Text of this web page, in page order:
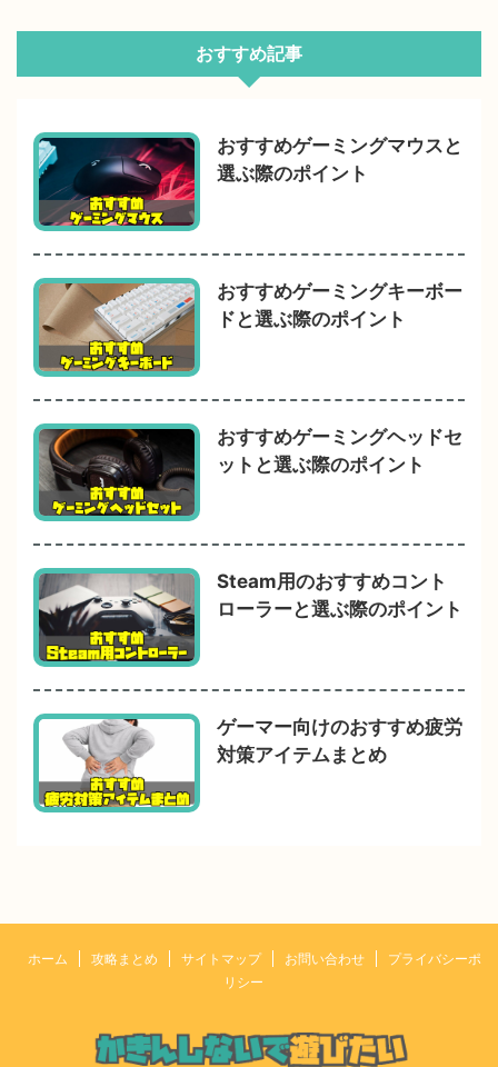
おすすめ記事
おすすめゲーミングマウスと
選ぶ際のポイント
おすすめゲーミングキーボー
ドと選ぶ際のポイント
おすすめゲーミングヘッドセ
ットと選ぶ際のポイント
Steam用のおすすめコント
ローラーと選ぶ際のポイント
ゲーマー向けのおすすめ疲労
対策アイテムまとめ
ホーム 攻略まとめ サイトマップ お問い合わせ
プライバシーポ
リシー